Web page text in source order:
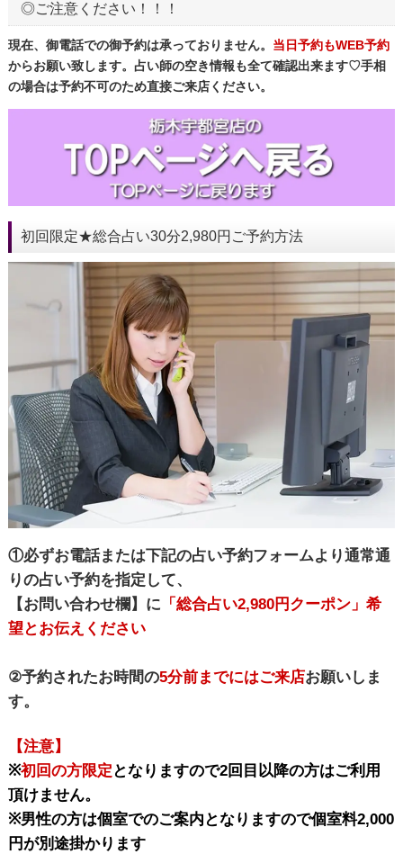
◎ご注意ください！！！
現在、御電話での御予約は承っておりません。 当日予約もWEB予約
からお願い致します。占い師の空き情報も全て確認出来ます♡手相
の場合は予約不可のため直接ご来店ください。
初回限定★総合占い30分2,980円ご予約方法
①必ずお電話または下記の占い予約フォームより通常通
りの占い予約を指定して、
【お問い合わせ欄】に 「総合占い2,980円クーポン」希
望とお伝えください
②予約されたお時間の5分前までにはご来店お願いしま
す。
【注意】
※初回の方限定 となりますので2回目以降の方はご利用
頂けません。
※男性の方は個室でのご案内となりますので個室料2,000
円が別途掛かります